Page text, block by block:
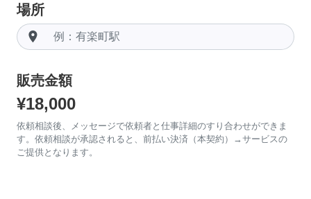
場所
room
販売金額
¥18,000
依頼相談後、メッセージで依頼者と仕事詳細のすり合わせができま
す。依頼相談が承認されると、前払い決済（本契約）→サービスの
ご提供となります。